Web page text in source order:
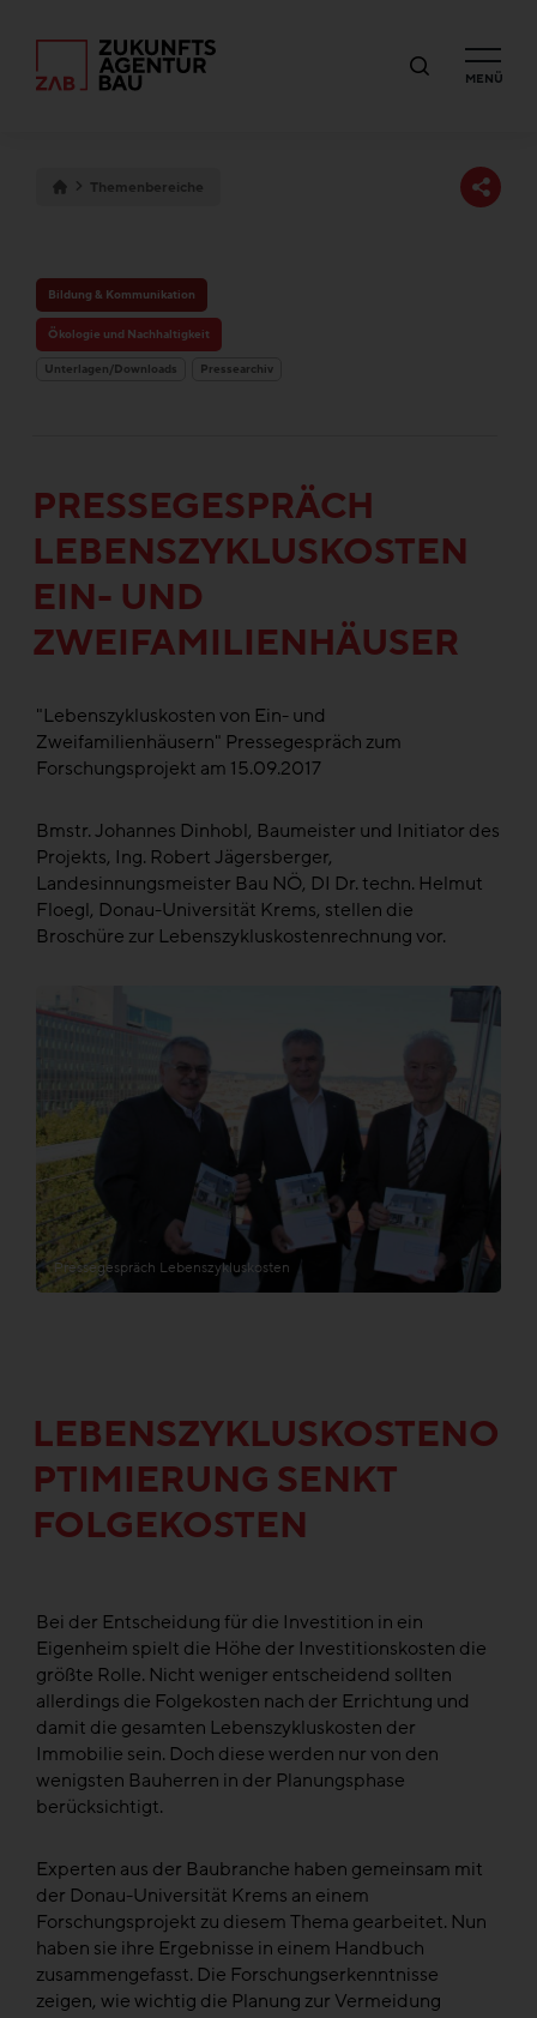
MENÜ
Themenbereiche
Bildung & Kommunikation
Ökologie und Nachhaltigkeit
Unterlagen/Downloads Pressearchiv
PRESSEGESPRÄCH
LEBENSZYKLUSKOSTEN
EIN- UND
ZWEIFAMILIENHÄUSER
"Lebenszykluskosten von Ein- und
Zweifamilienhäusern" Pressegespräch zum
Forschungsprojekt am 15.09.2017
Bmstr. Johannes Dinhobl, Baumeister und Initiator des
Projekts, Ing. Robert Jägersberger,
Landesinnungsmeister Bau NÖ, DI Dr. techn. Helmut
Floegl, Donau-Universität Krems, stellen die
Broschüre zur Lebenszykluskostenrechnung vor.
Pressegespräch Lebenszykluskosten
LEBENSZYKLUSKOSTENO
PTIMIERUNG SENKT
FOLGEKOSTEN
Bei der Entscheidung für die Investition in ein
Eigenheim spielt die Höhe der Investitionskosten die
größte Rolle. Nicht weniger entscheidend sollten
allerdings die Folgekosten nach der Errichtung und
damit die gesamten Lebenszykluskosten der
Immobilie sein. Doch diese werden nur von den
wenigsten Bauherren in der Planungsphase
berücksichtigt.
Experten aus der Baubranche haben gemeinsam mit
der Donau-Universität Krems an einem
Forschungsprojekt zu diesem Thema gearbeitet. Nun
haben sie ihre Ergebnisse in einem Handbuch
zusammengefasst. Die Forschungserkenntnisse
zeigen, wie wichtig die Planung zur Vermeidung